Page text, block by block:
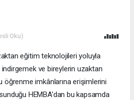
Oku)
eğitim teknolojileri yoluyla
indirgemek ve bireylerin uzaktan
imkânlarına erişimlerini
HEMBA'dan bu kapsamda